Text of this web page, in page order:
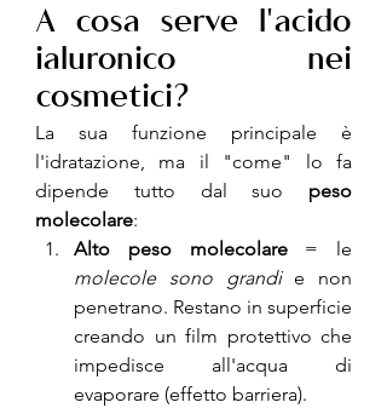
A cosa serve l'acido
ialuronico nei
cosmetici?
La sua funzione principale è
l'idratazione, ma il "come" lo fa
dipende tutto dal suo peso
molecolare:
Alto peso molecolare
molecole sono grandi e non
penetrano. Restano in superficie
creando un film protettivo che
impedisce all'acqua di
evaporare (effetto barriera).